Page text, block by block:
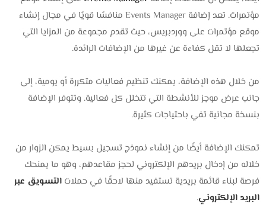
مؤتمرات. تعد إضافة Events Manager منافسًا قويًا في مجال إنشاء
موقع مؤتمرات على ووردبريس، حيث تقدم مجموعة من المزايا التي
تجعلها لا تقل كفاءة عن غيرها من الإضافات الرائدة.
من خلال هذه الإضافة، يمكنك تنظيم فعاليات متكررة أو يومية، إلى
جانب عرض موجز للأنشطة التي تتخلل كل فعالية. وتتوفر الإضافة
بنسخة مجانية تفي باحتياجات كثيرة.
تمكنك الإضافة أيضًا من إنشاء نموذج تسجيل بسيط يمكن الزوار من
خلاله من إدخال بريدهم الإلكتروني لحجز مقاعدهم، وهو ما يمنحك
فرصة لبناء قائمة بريدية تستفيد منها لاحقًا في حملاتالتسويق عبر
البريد الإلكتروني.